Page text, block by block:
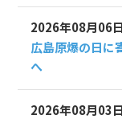
2026年08月06日
広島原爆の日
へ
2026年08月03日